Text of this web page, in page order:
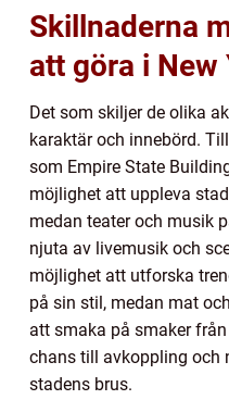
Skillnaderna
att göra i New
Det som skiljer de olika
karaktär och innebörd.
som Empire State
möjlighet att uppleva
medan teater och musik
njuta av livemusik och
möjlighet att utforska
på sin stil, medan mat
att smaka på smaker
chans till avkoppling och
stadens brus.